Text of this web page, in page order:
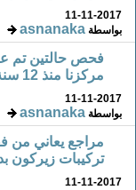
11-11-2017
بواسطةasnanaka
فحص حالتين تم
مركزنا منذ 12 سنة شاهد ما أروعهما
11-11-2017
بواسطةasnanaka
مراجع يعاني من
تركيبات زيركون
11-11-2017